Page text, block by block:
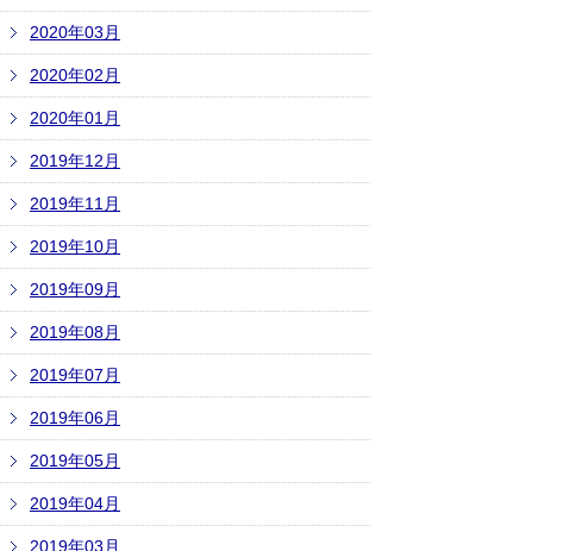
2020年03月
2020年02月
2020年01月
2019年12月
2019年11月
2019年10月
2019年09月
2019年08月
2019年07月
2019年06月
2019年05月
2019年04月
2019年03月